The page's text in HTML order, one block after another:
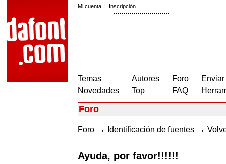
Mi cuenta | Inscripción
Temas
Novedades
Autores
Top
Foro
FAQ
Foro
Foro → Identificación de fuentes →
Ayuda, por favor!!!!!!